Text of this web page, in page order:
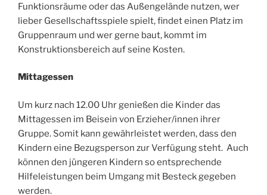
Funktionsräume oder das Außengelände nutzen, wer
lieber Gesellschaftsspiele spielt, findet einen Platz im
Gruppenraum und wer gerne baut, kommt im
Konstruktionsbereich auf seine Kosten.
Mittagessen
Um kurz nach 12.00 Uhr genießen die Kinder das
Mittagessen im Beisein von Erzieher/innen ihrer
Gruppe. Somit kann gewährleistet werden, dass den
Kindern eine Bezugsperson zur Verfügung steht. Auch
können den jüngeren Kindern so entsprechende
Hilfeleistungen beim Umgang mit Besteck gegeben
werden.